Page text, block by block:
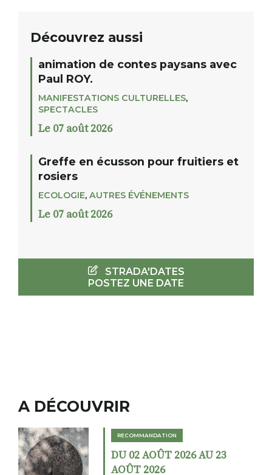
Découvrez aussi
animation de contes paysans avec
Paul ROY.
MANIFESTATIONS CULTURELLES,
SPECTACLES
Le 07 août 2026
Greffe en écusson pour fruitiers et
rosiers
ECOLOGIE, AUTRES ÉVÉNEMENTS
Le 07 août 2026
STRADA'DATES
POSTEZ UNE DATE
A DÉCOUVRIR
RECOMMANDATION
DU 02 AOÛT 2026 AU 23
AOÛT 2026